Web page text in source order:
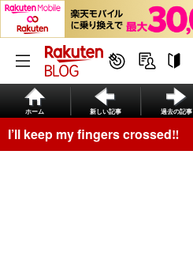
ホーム 新しい記事 過去の記事
I’ll keep my fingers crossed‼️